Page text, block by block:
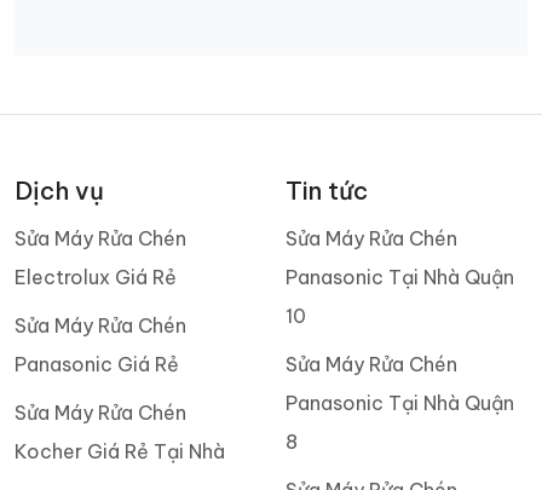
Dịch vụ
Sửa Máy Rửa Chén
Electrolux Giá Rẻ
Sửa Máy Rửa Chén
Panasonic Giá Rẻ
Sửa Máy Rửa Chén
Kocher Giá Rẻ Tại Nhà
Tin tức
Sửa Máy Rửa Chén
Panasonic Tại Nhà Quận
10
Sửa Máy Rửa Chén
Panasonic Tại Nhà Quận
8